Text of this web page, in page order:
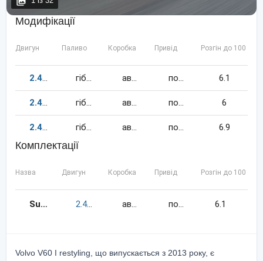
Модифікації
Двигун Паливо Коробка Привід Розгін до 100 км/
2.4215 гібрид автомат повний 6.1
2.4220 гібрид автомат повний 6
2.4163 гібрид автомат повний 6.9
Комплектації
Назва Двигун Коробка Привід Розгін до 100 км/
Summum 2.4215 гібрид
автомат повний 6.1
Volvo V60 I restyling, що випускається з 2013 року, є